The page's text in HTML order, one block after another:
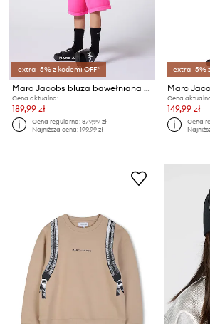
extra -5% z kodem: OFF*
Marc Jacobs bluza bawełniana dziecięca
Cena aktualna:
189,99 zł
Cena regularna:379,99 zł
Najniższa cena:199,99 zł
extra -5%
Cena
149,99 zł
Cena